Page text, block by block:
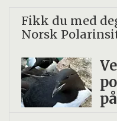
Fikk du med
Norsk